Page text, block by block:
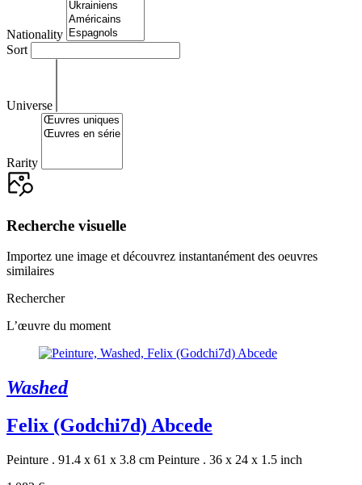
Nationality
Sort
Universe
Rarity
Recherche visuelle
Importez une image et découvrez instantanément des oeuvres
similaires
Rechercher
L’œuvre du moment
Washed
Felix (Godchi7d) Abcede
Peinture . 91.4 x 61 x 3.8 cm Peinture . 36 x 24 x 1.5 inch